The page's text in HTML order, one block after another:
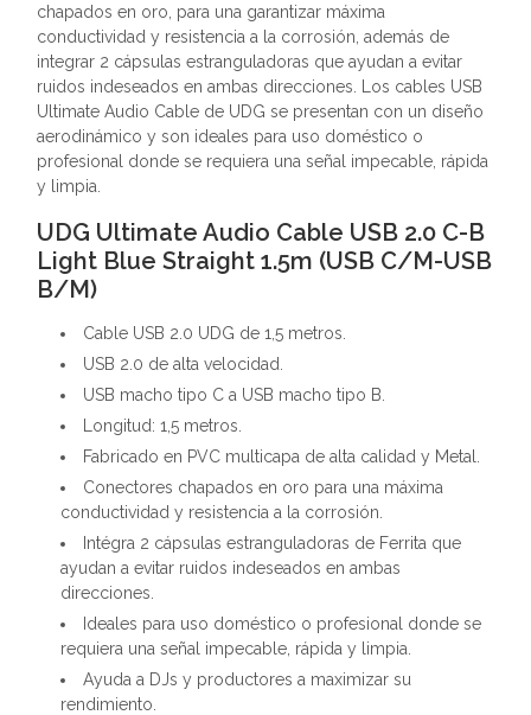
chapados en oro, para una garantizar máxima
conductividad y resistencia a la corrosión, además de
integrar 2 cápsulas estranguladoras que ayudan a evitar
ruidos indeseados en ambas direcciones. Los cables USB
Ultimate Audio Cable de UDG se presentan con un diseño
aerodinámico y son ideales para uso doméstico o
profesional donde se requiera una señal impecable, rápida
y limpia.
UDG Ultimate Audio Cable USB 2.0 C-B
Light Blue Straight 1.5m (USB C/M-USB
B/M)
Cable USB 2.0 UDG de 1,5 metros.
USB 2.0 de alta velocidad.
USB macho tipo C a USB macho tipo B.
Longitud: 1,5 metros.
Fabricado en PVC multicapa de alta calidad y Metal.
Conectores chapados en oro para una máxima
conductividad y resistencia a la corrosión.
Intégra 2 cápsulas estranguladoras de Ferrita que
ayudan a evitar ruidos indeseados en ambas
direcciones.
Ideales para uso doméstico o profesional donde se
requiera una señal impecable, rápida y limpia.
Ayuda a DJs y productores a maximizar su
rendimiento.